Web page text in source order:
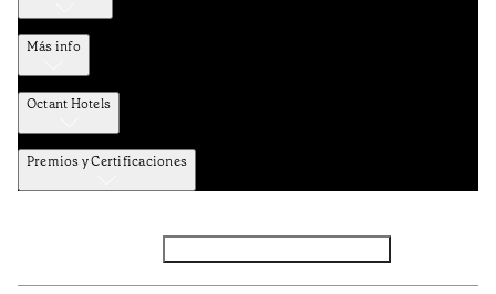
Más info
Octant Hotels
Premios y Certificaciones